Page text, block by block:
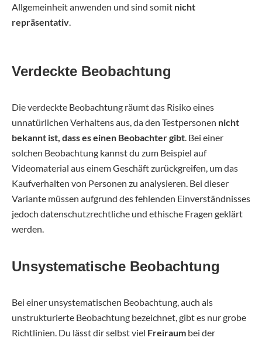
Allgemeinheit anwenden und sind somit nicht
repräsentativ
Verdeckte Beobachtung
Die verdeckte Beobachtung räumt das Risiko eines
unnatürlichen Verhaltens aus, da den Testpersonen nicht
bekannt ist, dass es einen Beobachter gibt . Bei einer
solchen Beobachtung kannst du zum Beispiel auf
Videomaterial aus einem Geschäft zurückgreifen, um das
Kaufverhalten von Personen zu analysieren. Bei dieser
Variante müssen aufgrund des fehlenden Einverständnisses
jedoch datenschutzrechtliche und ethische Fragen geklärt
werden.
Unsystematische Beobachtung
Bei einer unsystematischen Beobachtung, auch als
unstrukturierte Beobachtung bezeichnet, gibt es nur grobe
Richtlinien. Du lässt dir selbst viel Freiraum bei der